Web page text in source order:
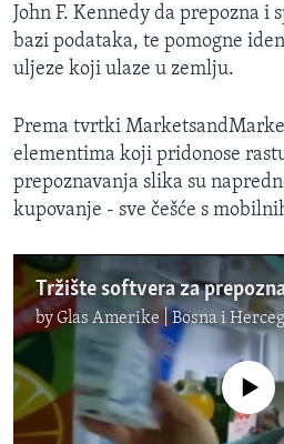
John F. Kennedy da prepozna i
bazi podataka, te pomogne
uljeze koji ulaze u zemlju.
Prema tvrtki
elementima koji pridonose
prepoznavanja slika su
kupovanje - sve češće s
byGlas Amerike | Bosna i
No media source